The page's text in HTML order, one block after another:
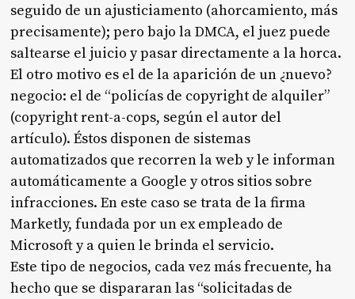
seguido de un ajusticiamento (ahorcamiento, más
precisamente); pero bajo la DMCA, el juez puede
saltearse el juicio y pasar directamente a la horca.
El otro motivo es el de la aparición de un ¿nuevo?
negocio: el de “policías de copyright de alquiler”
(copyright rent-a-cops, según el autor del
artículo). Éstos disponen de sistemas
automatizados que recorren la web y le informan
automáticamente a Google y otros sitios sobre
infracciones. En este caso se trata de la firma
Marketly, fundada por un ex empleado de
Microsoft y a quien le brinda el servicio.
Este tipo de negocios, cada vez más frecuente, ha
hecho que se dispararan las “solicitadas de